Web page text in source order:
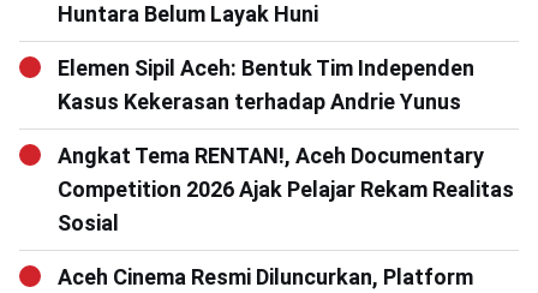
Huntara Belum Layak Huni
Elemen Sipil Aceh: Bentuk Tim Independen
Kasus Kekerasan terhadap Andrie Yunus
Angkat Tema RENTAN!, Aceh Documentary
Competition 2026 Ajak Pelajar Rekam Realitas
Sosial
Aceh Cinema Resmi Diluncurkan, Platform